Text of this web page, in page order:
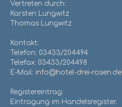
Vertreten durch:
Karsten Lungwitz
Thomas Lungwitz
Kontakt:
Telefon: 03433/204494
Telefax: 03433/204498
E-Mail: info@hotel-drei-rosen.de
Registereintrag:
Eintragung im Handelsregister.